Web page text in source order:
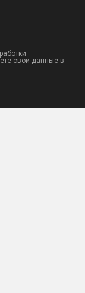
свои данные в